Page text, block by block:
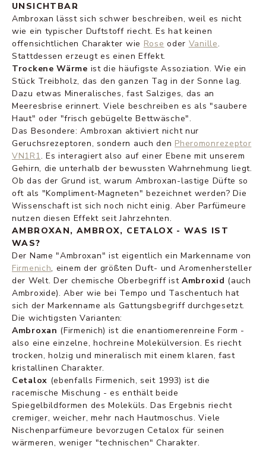
UNSICHTBAR
Ambroxan lässt sich schwer beschreiben, weil es nicht
wie ein typischer Duftstoff riecht. Es hat keinen
offensichtlichen Charakter wie Rose oder Vanille.
Stattdessen erzeugt es einen Effekt.
Trockene Wärme ist die häufigste Assoziation. Wie ein
Stück Treibholz, das den ganzen Tag in der Sonne lag.
Dazu etwas Mineralisches, fast Salziges, das an
Meeresbrise erinnert. Viele beschreiben es als "saubere
Haut" oder "frisch gebügelte Bettwäsche".
Das Besondere: Ambroxan aktiviert nicht nur
Geruchsrezeptoren, sondern auch den Pheromonrezeptor
VN1R1. Es interagiert also auf einer Ebene mit unserem
Gehirn, die unterhalb der bewussten Wahrnehmung liegt.
Ob das der Grund ist, warum Ambroxan-lastige Düfte so
oft als "Kompliment-Magneten" bezeichnet werden? Die
Wissenschaft ist sich noch nicht einig. Aber Parfümeure
nutzen diesen Effekt seit Jahrzehnten.
AMBROXAN, AMBROX, CETALOX - WAS IST
WAS?
Der Name "Ambroxan" ist eigentlich ein Markenname von
Firmenich, einem der größten Duft- und Aromenhersteller
der Welt. Der chemische Oberbegriff ist Ambroxid (auch
Ambroxide). Aber wie bei Tempo und Taschentuch hat
sich der Markenname als Gattungsbegriff durchgesetzt.
Die wichtigsten Varianten:
Ambroxan (Firmenich) ist die enantiomerenreine Form -
also eine einzelne, hochreine Molekülversion. Es riecht
trocken, holzig und mineralisch mit einem klaren, fast
kristallinen Charakter.
Cetalox (ebenfalls Firmenich, seit 1993) ist die
racemische Mischung - es enthält beide
Spiegelbildformen des Moleküls. Das Ergebnis riecht
cremiger, weicher, mehr nach Hautmoschus. Viele
Nischenparfümeure bevorzugen Cetalox für seinen
wärmeren, weniger "technischen" Charakter.